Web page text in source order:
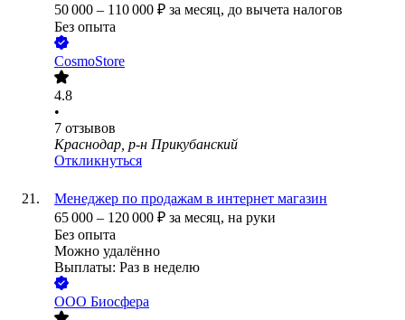
50 000 – 110 000 ₽ за месяц, до вычета налогов
Без опыта
CosmoStore
4.8
•
7 отзывов
Краснодар, р-н Прикубанский
Откликнуться
Менеджер по продажам в интернет магазин
65 000 – 120 000 ₽ за месяц, на руки
Без опыта
Можно удалённо
Выплаты: Раз в неделю
ООО Биосфера